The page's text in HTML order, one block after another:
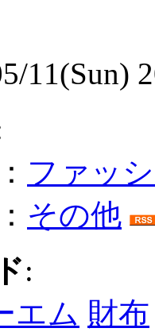
11(Sun)
： ファッ
： その他
:
エム 財布